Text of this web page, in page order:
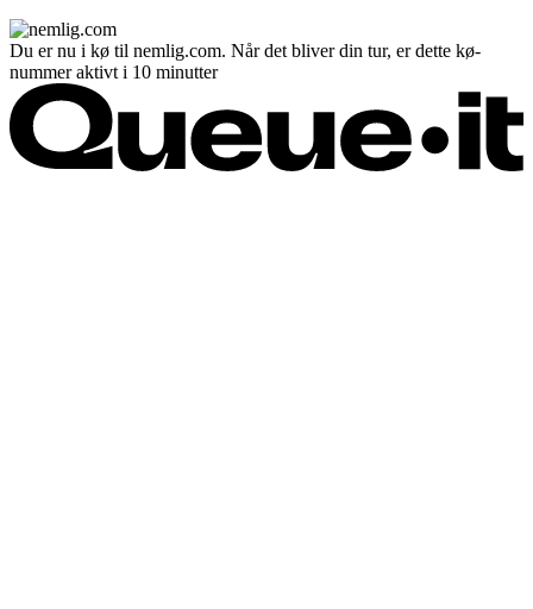
Du er nu i kø til nemlig.com. Når det bliver din tur, er dette kø-
nummer aktivt i 10 minutter